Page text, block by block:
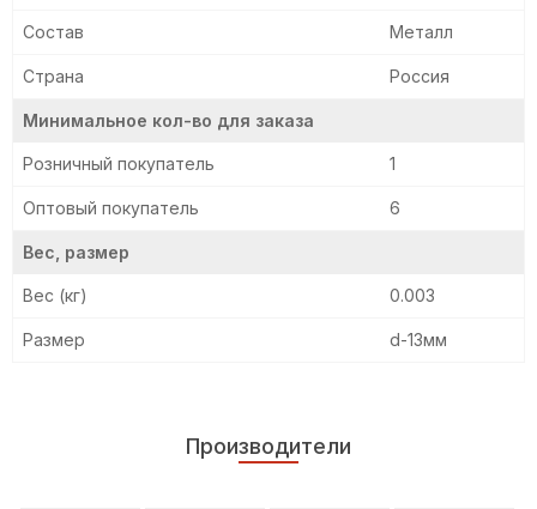
Состав Металл
Страна Россия
Минимальное кол-во для заказа
Розничный покупатель 1
Оптовый покупатель 6
Вес, размер
Вес (кг) 0.003
Размер d-13мм
Производители